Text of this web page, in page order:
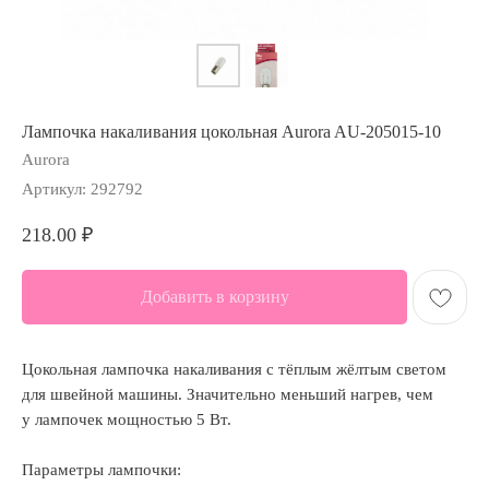
Лампочка накаливания цокольная Aurora AU-205015-10
Aurora
Артикул: 292792
218.00 ₽
Добавить в корзину
Цокольная лампочка накаливания с тёплым жёлтым светом
для швейной машины. Значительно меньший нагрев, чем
у лампочек мощностью 5 Вт.
Параметры лампочки: